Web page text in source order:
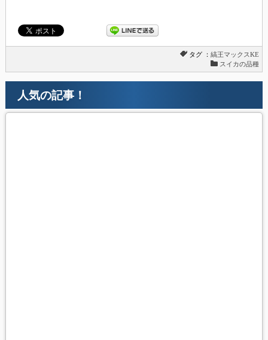
タグ ：縞王マックスKE
スイカの品種
人気の記事！